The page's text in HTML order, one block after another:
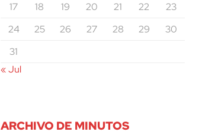
17
18 19 20 21 22
23
24
25 26 27 28 29
30
31
« Jul
ARCHIVO DE MINUTOS